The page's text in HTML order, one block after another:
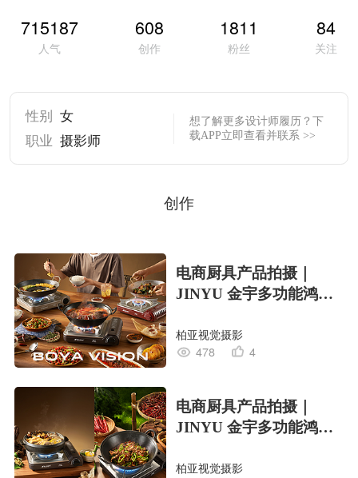
715187
人气
608
创作
1811
粉丝
84
关注
性别
女
职业 摄影师
想了解更多设计师履历？下
载APP立即查看并联系 >>
创作
电商厨具产品拍摄｜
JINYU 金宇多功能鸿运
柏亚视觉摄影
478
4
电商厨具产品拍摄｜
JINYU 金宇多功能鸿运
柏亚视觉摄影